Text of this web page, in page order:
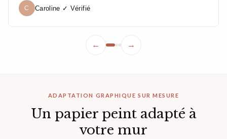
C Caroline ✓ Vérifié
← →
ADAPTATION GRAPHIQUE SUR MESURE
Un papier peint adapté à
votre mur